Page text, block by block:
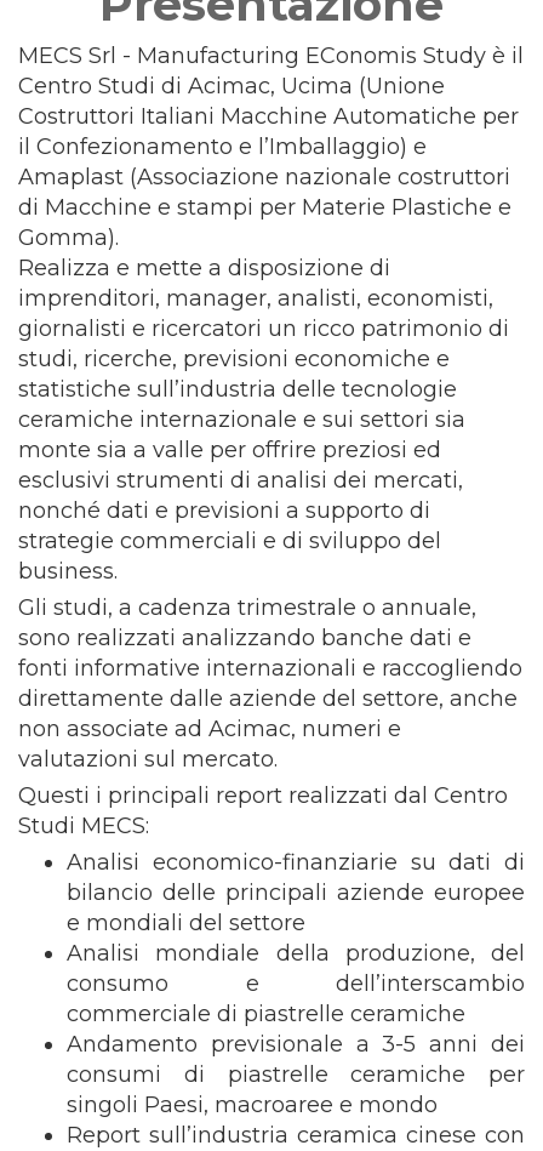
MECS Srl - Manufacturing EConomis Study è il
Centro Studi di Acimac, Ucima (Unione
Costruttori Italiani Macchine Automatiche per
il Confezionamento e l’Imballaggio) e
Amaplast (Associazione nazionale costruttori
di Macchine e stampi per Materie Plastiche e
Gomma).
Realizza e mette a disposizione di
imprenditori, manager, analisti, economisti,
giornalisti e ricercatori un ricco patrimonio di
studi, ricerche, previsioni economiche e
statistiche sull’industria delle tecnologie
ceramiche internazionale e sui settori sia
monte sia a valle per offrire preziosi ed
esclusivi strumenti di analisi dei mercati,
nonché dati e previsioni a supporto di
strategie commerciali e di sviluppo del
business.
Gli studi, a cadenza trimestrale o annuale,
sono realizzati analizzando banche dati e
fonti informative internazionali e raccogliendo
direttamente dalle aziende del settore, anche
non associate ad Acimac, numeri e
valutazioni sul mercato.
Questi i principali report realizzati dal Centro
Studi MECS:
Analisi economico-finanziarie su dati di
bilancio delle principali aziende europee
e mondiali del settore
Analisi mondiale della produzione, del
consumo e dell’interscambio
commerciale di piastrelle ceramiche
Andamento previsionale a 3-5 anni dei
consumi di piastrelle ceramiche per
singoli Paesi, macroaree e mondo
Report sull’industria ceramica cinese con